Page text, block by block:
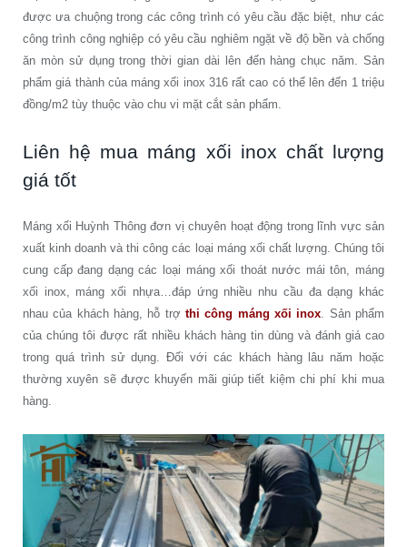
được ưa chuộng trong các công trình có yêu cầu đặc biệt, như các
công trình công nghiệp có yêu cầu nghiêm ngặt về độ bền và chống
ăn mòn sử dụng trong thời gian dài lên đến hàng chục năm. Sản
phẩm giá thành của máng xối inox 316 rất cao có thể lên đến 1 triệu
đồng/m2 tùy thuộc vào chu vi mặt cắt sản phẩm.
Liên hệ mua máng xối inox chất lượng
giá tốt
Máng xối Huỳnh Thông đơn vị chuyên hoạt động trong lĩnh vực sản
xuất kinh doanh và thi công các loại máng xối chất lượng. Chúng tôi
cung cấp đang dạng các loại máng xối thoát nước mái tôn, máng
xối inox, máng xối nhựa…đáp ứng nhiều nhu cầu đa dạng khác
nhau của khách hàng, hỗ trợ thi công máng xối inox . Sản phẩm
của chúng tôi được rất nhiều khách hàng tin dùng và đánh giá cao
trong quá trình sử dụng. Đối với các khách hàng lâu năm hoặc
thường xuyên sẽ được khuyến mãi giúp tiết kiệm chi phí khi mua
hàng.